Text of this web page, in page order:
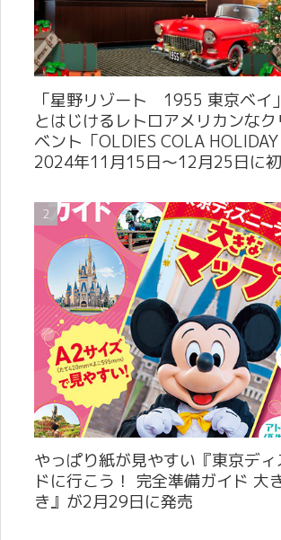
「星野リゾート 1955 東京ベイ
とはじけるレトロアメリカンな
ベント「OLDIES COLA
2024年11月15日～12月25日に
やっぱり紙が見やすい『東京デ
ドに行こう！ 完全準備ガイド 大
き』が2月29日に発売